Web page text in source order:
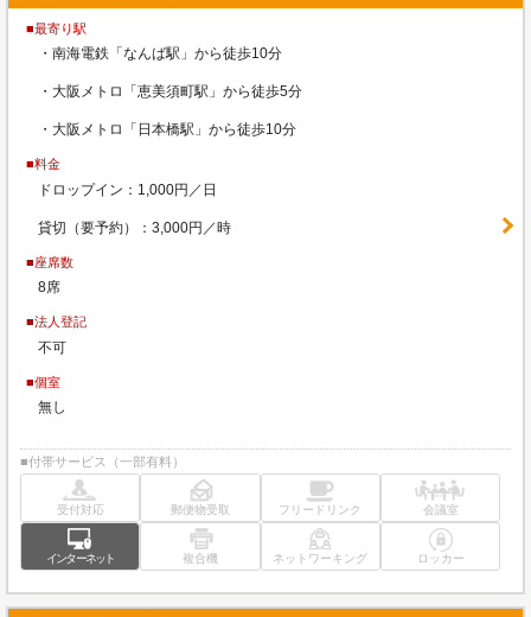
■最寄り駅
・南海電鉄「なんば駅」から徒歩10分
・大阪メトロ「恵美須町駅」から徒歩5分
・大阪メトロ「日本橋駅」から徒歩10分
■料金
ドロップイン：1,000円／日
貸切（要予約）：3,000円／時
■座席数
8席
■法人登記
不可
■個室
無し
■付帯サービス（一部有料）
受付対応 郵便物受取 フリードリンク 会議室
インターネット 複合機 ネットワーキング ロッカー